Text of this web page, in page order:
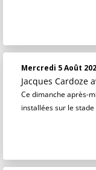
Mercredi 5 Août
Jacques Cardoze
Ce dimanche après-
installées sur le